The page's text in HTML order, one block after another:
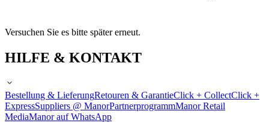
Versuchen Sie es bitte später erneut.
HILFE & KONTAKT
Bestellung & LieferungRetouren & GarantieClick + CollectClick +
ExpressSuppliers @ ManorPartnerprogrammManor Retail
MediaManor auf WhatsApp